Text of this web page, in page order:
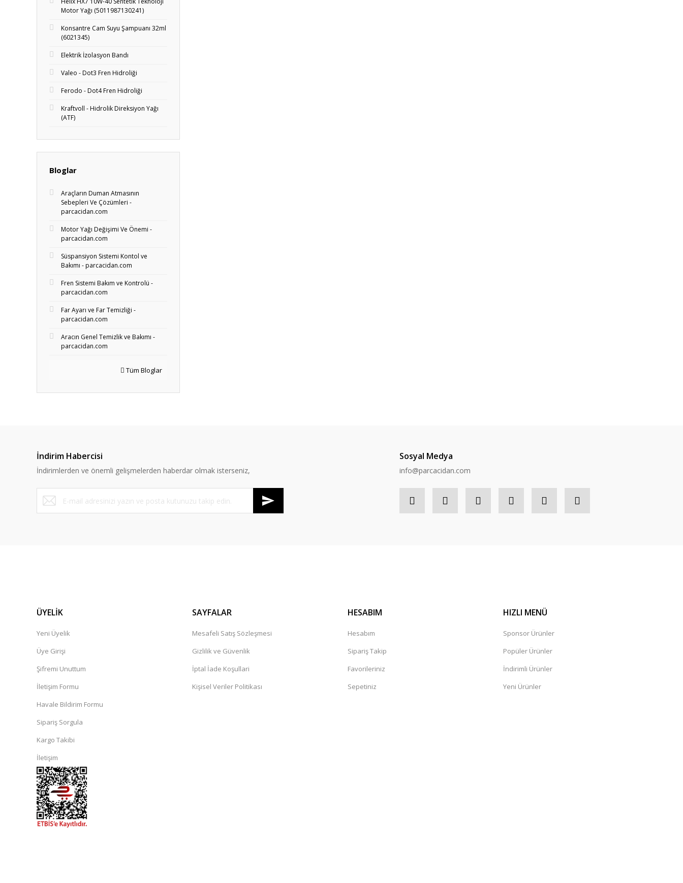
Motor Yağı (5011987130241)
Konsantre Cam Suyu Şampuanı 32ml
(6021345)
Elektrik İzolasyon Bandı
Valeo - Dot3 Fren Hidroliği
Ferodo - Dot4 Fren Hidroliği
Kraftvoll - Hidrolik Direksiyon Yağı
(ATF)
Bloglar
Araçların Duman Atmasının
Sebepleri Ve Çözümleri -
parcacidan.com
Motor Yağı Değişimi Ve Önemi -
parcacidan.com
Süspansiyon Sistemi Kontol ve
Bakımı - parcacidan.com
Fren Sistemi Bakım ve Kontrolü -
parcacidan.com
Far Ayarı ve Far Temizliği -
parcacidan.com
Aracın Genel Temizlik ve Bakımı -
parcacidan.com
Tüm Bloglar
İndirim Habercisi
İndirimlerden ve önemli gelişmelerden haberdar olmak isterseniz,
Sosyal Medya
info@parcacidan.com
ÜYELİK
Yeni Üyelik
Üye Girişi
Şifremi Unuttum
İletişim Formu
Havale Bildirim Formu
Sipariş Sorgula
Kargo Takibi
İletişim
SAYFALAR
Mesafeli Satış Sözleşmesi
Gizlilik ve Güvenlik
İptal İade Koşullari
Kişisel Veriler Politikası
HESABIM
Hesabım
Sipariş Takip
Favorileriniz
Sepetiniz
HIZLI MENÜ
Sponsor Ürünler
Popüler Ürünler
İndirimli Ürünler
Yeni Ürünler